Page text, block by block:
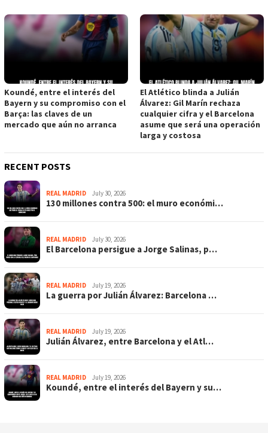
Koundé, entre el interés del
Bayern y su compromiso con el
Barça: las claves de un
mercado que aún no arranca
El Atlético blinda a Julián
Álvarez: Gil Marín rechaza
cualquier cifra y el Barcelona
asume que será una operación
larga y costosa
RECENT POSTS
REAL MADRID July 30, 2026
130 millones contra 500: el muro económi…
REAL MADRID July 30, 2026
El Barcelona persigue a Jorge Salinas, p…
REAL MADRID July 19, 2026
La guerra por Julián Álvarez: Barcelona …
REAL MADRID July 19, 2026
Julián Álvarez, entre Barcelona y el Atl…
REAL MADRID July 19, 2026
Koundé, entre el interés del Bayern y su…